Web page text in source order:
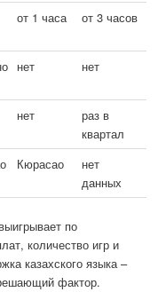
от 1 часа от 3 часов
нет нет
нет
раз в
квартал
Кюрасао
нет
данных
по
количество игр и
казахского языка –
фактор.